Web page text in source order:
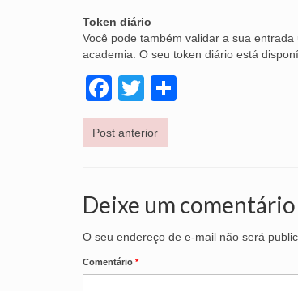
Token diário
Você pode também validar a sua
academia. O seu token diário está
Facebook
Twitter
Post anterior
Deixe um comentário
O seu endereço de e-mail não será
Comentário *